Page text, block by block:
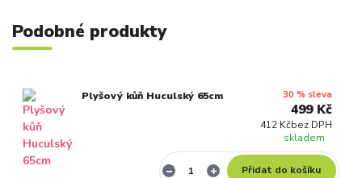
Podobné produkty
Plyšový kůň Huculský 65cm 30 % sleva
499 Kč
412 Kčbez DPH
skladem
Přidat do košíku